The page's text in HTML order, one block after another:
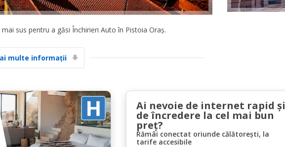
sus pentru a găsi Închirieri Auto în Pistoia Oraș.
multe informații
Ai nevoie de internet rapid și
de încredere la cel mai bun
preț?
Rămâi conectat oriunde călătorești, la
tarife accesibile